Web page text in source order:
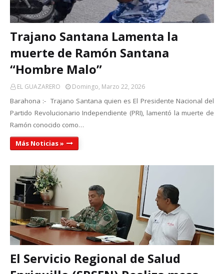
Trajano Santana Lamenta la
muerte de Ramón Santana
“Hombre Malo”
EL GUAZARERO Domingo, Marzo 22, 2026
Barahona :- Trajano Santana quien es El Presidente Nacional del
Partido Revolucionario Independiente (PRI), lamentó la muerte de
Ramón conocido como…
Más Noticias »
El Servicio Regional de Salud